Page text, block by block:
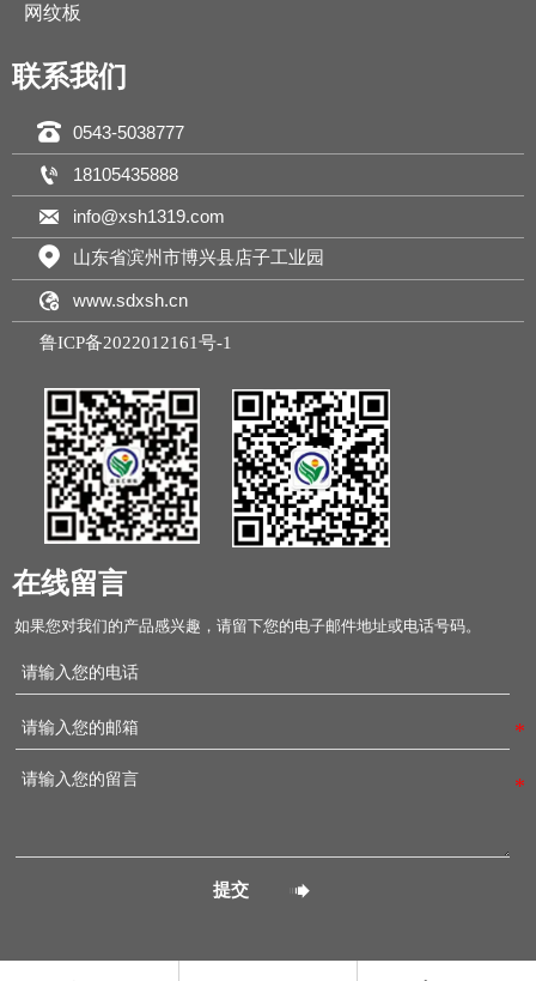
网纹板
联系我们
 0543-5038777
 18105435888
 info@xsh1319.com
 山东省滨州市博兴县店子工业园
 www.sdxsh.cn
鲁ICP备2022012161号-1
在线留言
如果您对我们的产品感兴趣，请留下您的电子邮件地址或电话号码。
提交 